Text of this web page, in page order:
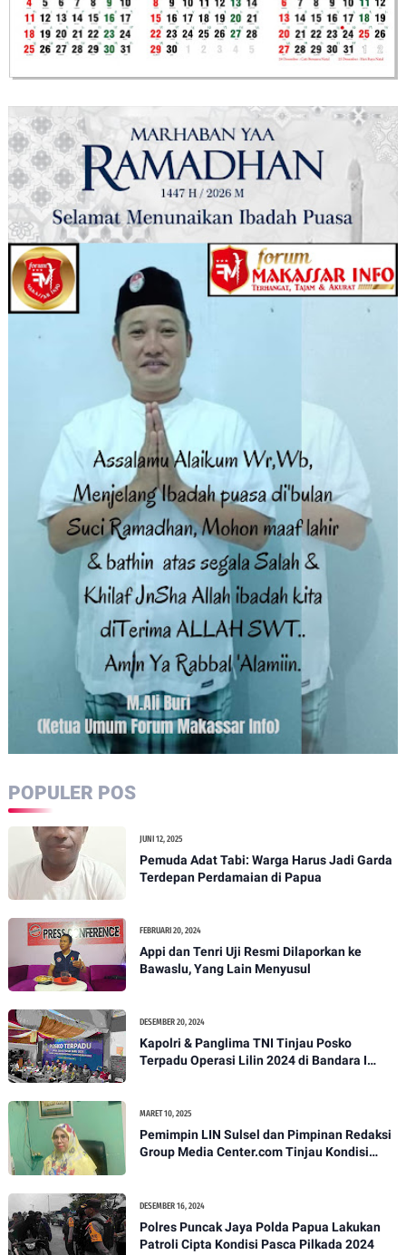
POPULER POS
JUNI 12, 2025
Pemuda Adat Tabi: Warga Harus Jadi Garda
Terdepan Perdamaian di Papua
FEBRUARI 20, 2024
Appi dan Tenri Uji Resmi Dilaporkan ke
Bawaslu, Yang Lain Menyusul
DESEMBER 20, 2024
Kapolri & Panglima TNI Tinjau Posko
Terpadu Operasi Lilin 2024 di Bandara I
MARET 10, 2025
Pemimpin LIN Sulsel dan Pimpinan Redaksi
Group Media Center.com Tinjau Kondisi
DESEMBER 16, 2024
Polres Puncak Jaya Polda Papua Lakukan
Patroli Cipta Kondisi Pasca Pilkada 2024